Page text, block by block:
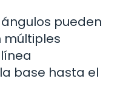
pueden
múltiples
base hasta el